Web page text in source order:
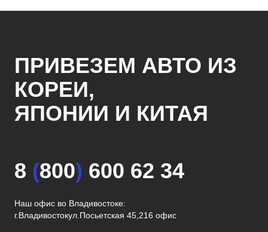
ПРИВЕЗЕМ АВТО ИЗ
КОРЕИ,
ЯПОНИИ И КИТАЯ
8 (800) 600 62 34
Наш офис во Владивостоке:
г.Владивостокул.Посьетская 45,216 офис